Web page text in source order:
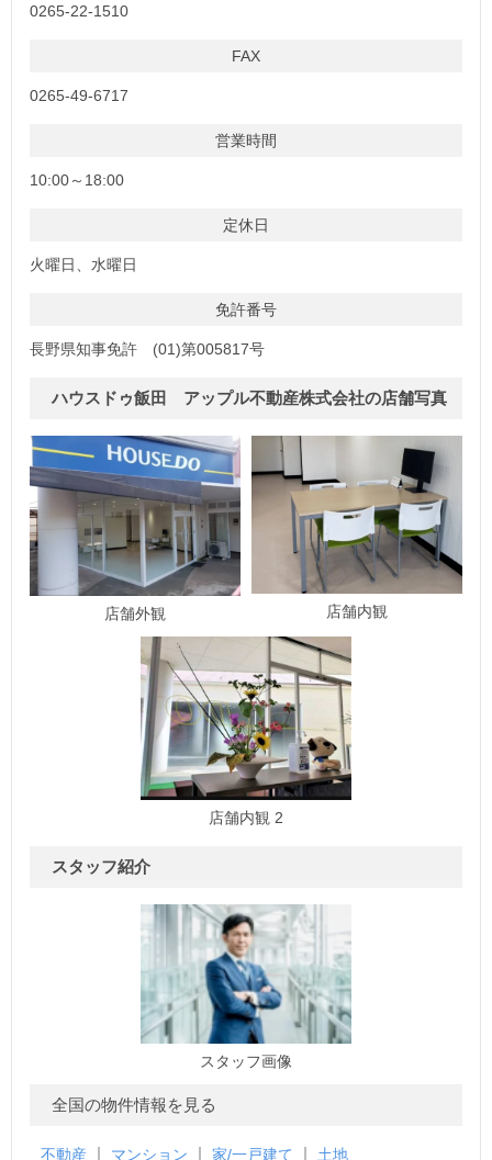
0265-22-1510
FAX
0265-49-6717
営業時間
10:00～18:00
定休日
火曜日、水曜日
免許番号
長野県知事免許 (01)第005817号
ハウスドゥ飯田 アップル不動産株式会社の店舗写真
店舗外観 店舗内観
店舗内観 2
スタッフ紹介
スタッフ画像
全国の物件情報を見る
不動産 マンション 家/一戸建て 土地